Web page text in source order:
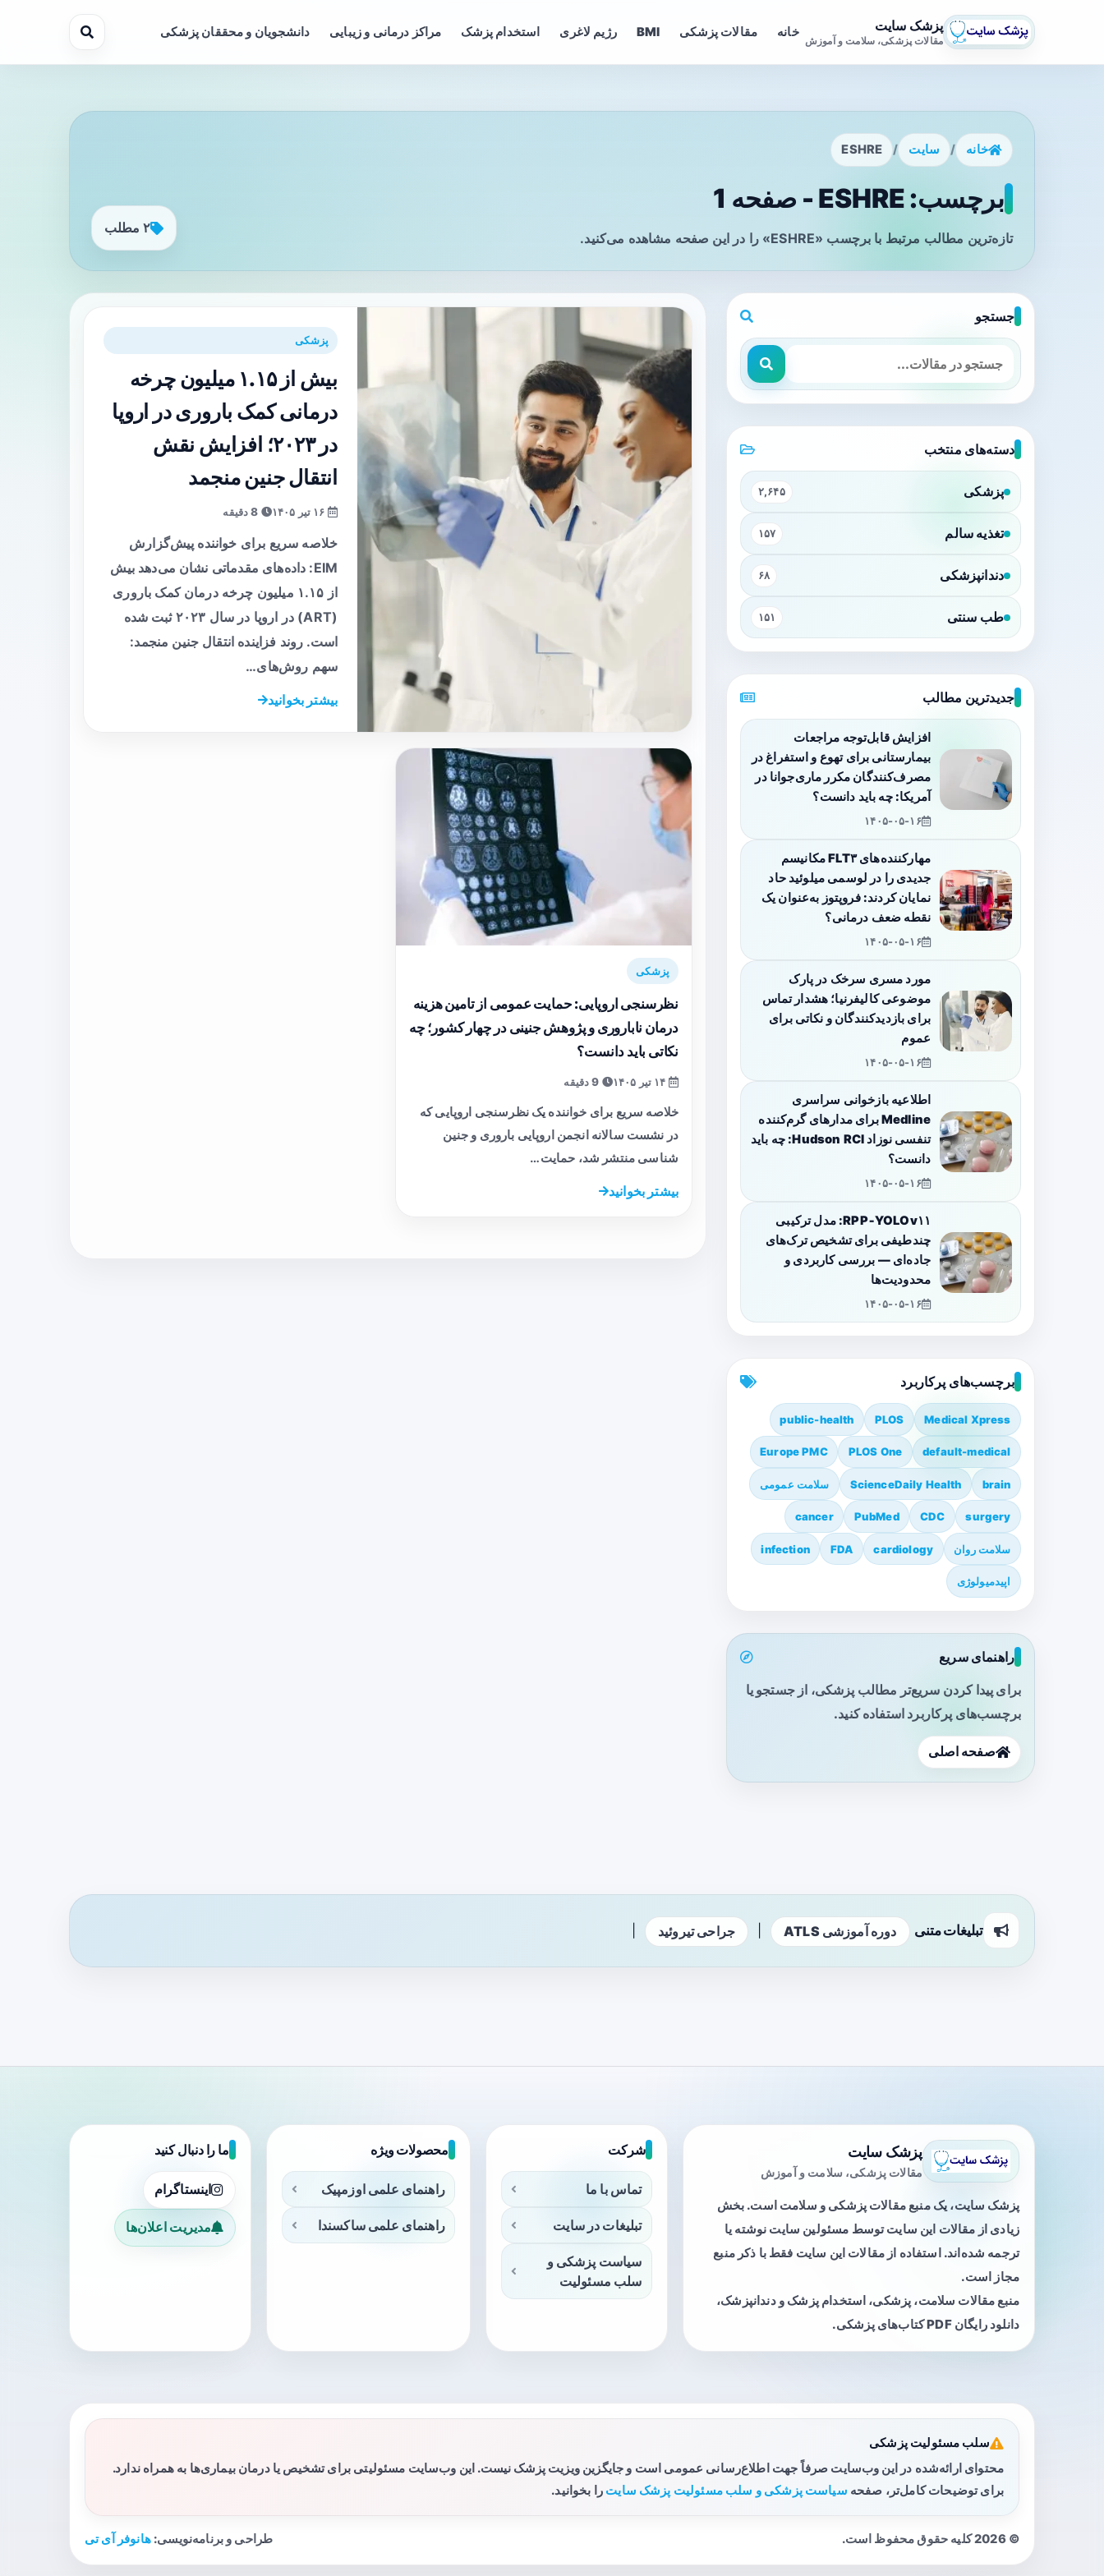
پزشک سایت
مقالات پزشکی، سلامت و آموزش
خانه مقالات پزشکی BMI رژیم لاغری استخدام پزشک مراکز درمانی و زیبایی دانشجویان و محققان پزشکی
خانه / سایت /
ESHRE
برچسب: ESHRE - صفحه 1
تازه‌ترین مطالب مرتبط با برچسب «ESHRE» را در این صفحه مشاهده می‌کنید.
۲ مطلب
پزشکی
بیش از ۱.۱۵ میلیون چرخه
درمانی کمک باروری در اروپا
در ۲۰۲۳؛ افزایش نقش
انتقال جنین منجمد
خلاصه سریع برای خواننده پیش‌گزارش
EIM: داده‌های مقدماتی نشان می‌دهد بیش
از ۱.۱۵ میلیون چرخه درمان کمک باروری
(ART) در اروپا در سال ۲۰۲۳ ثبت شده
است. روند فزاینده انتقال جنین منجمد:
سهم روش‌های…
بیشتر بخوانید
پزشکی
نظرسنجی اروپایی: حمایت عمومی از تامین هزینه
درمان ناباروری و پژوهش جنینی در چهار کشور؛ چه
نکاتی باید دانست؟
خلاصه سریع برای خواننده یک نظرسنجی اروپایی که
در نشست سالانه انجمن اروپایی باروری و جنین
شناسی منتشر شد، حمایت…
بیشتر بخوانید
جستجو
دسته‌های منتخب
پزشکی ۲,۶۴۵
تغذیه سالم ۱۵۷
دندانپزشکی ۶۸
طب سنتی ۱۵۱
جدیدترین مطالب
افزایش قابل‌توجه مراجعات
بیمارستانی برای تهوع و استفراغ در
مصرف‌کنندگان مکرر ماری‌جوانا در
آمریکا: چه باید دانست؟
۱۴۰۵-۰۵-۱۶
مهارکننده‌های FLT۳ مکانیسم
جدیدی را در لوسمی میلوئید حاد
نمایان کردند: فروپتوز به‌عنوان یک
نقطه ضعف درمانی؟
۱۴۰۵-۰۵-۱۶
مورد مسری سرخک در پارک
موضوعی کالیفرنیا؛ هشدار تماس
برای بازدیدکنندگان و نکاتی برای
عموم
۱۴۰۵-۰۵-۱۶
اطلاعیه بازخوانی سراسری
Medline برای مدارهای گرم‌کننده
تنفسی نوزاد Hudson RCI: چه باید
دانست؟
۱۴۰۵-۰۵-۱۶
RPP‑YOLOv۱۱: مدل ترکیبی
چندطیفی برای تشخیص ترک‌های
جاده‌ای — بررسی کاربردی و
محدودیت‌ها
۱۴۰۵-۰۵-۱۶
برچسب‌های پرکاربرد
Medical Xpress
PLOS
public-health
default-medical
PLOS One
Europe PMC
brain
ScienceDaily Health سلامت عمومی
surgery
CDC
PubMed
cancer
سلامت روان cardiology
FDA
infection
اپیدمیولوژی
راهنمای سریع
برای پیدا کردن سریع‌تر مطالب پزشکی، از جستجو یا
برچسب‌های پرکاربرد استفاده کنید.
صفحه اصلی
تبلیغات متنی دوره آموزشی ATLS جراحی تیروئید
پزشک سایت
مقالات پزشکی، سلامت و آموزش
پزشک سایت، یک منبع مقالات پزشکی و سلامت است. بخش
زیادی از مقالات این سایت توسط مسئولین سایت نوشته یا
ترجمه شده‌اند. استفاده از مقالات این سایت فقط با ذکر منبع
مجاز است.
منبع مقالات سلامت، پزشکی، استخدام پزشک و دندانپزشک،
دانلود رایگان PDF کتاب‌های پزشکی.
شرکت
تماس با ما
تبلیغات در سایت
سیاست پزشکی و
سلب مسئولیت
محصولات ویژه
راهنمای علمی اوزمپیک
راهنمای علمی ساکسندا
ما را دنبال کنید
اینستاگرام
مدیریت اعلان‌ها
سلب مسئولیت پزشکی
محتوای ارائه‌شده در این وب‌سایت صرفاً جهت اطلاع‌رسانی عمومی است و جایگزین ویزیت پزشک نیست. این وب‌سایت مسئولیتی برای تشخیص یا درمان بیماری‌ها به همراه ندارد.
برای توضیحات کامل‌تر، صفحه سیاست پزشکی و سلب مسئولیت پزشک سایت را بخوانید.
© 2026 کلیه حقوق محفوظ است. طراحی و برنامه‌نویسی:هانوفر آی تی